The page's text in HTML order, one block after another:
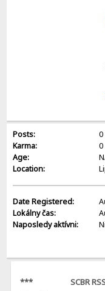
Posts:
Karma:
0
Age:
Location:
Date Registered:
Lokálny čas:
Naposledy aktívni:
*** SCBR